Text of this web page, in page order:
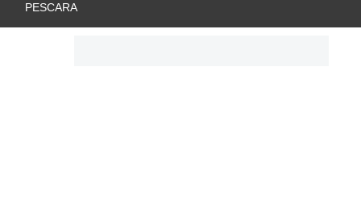
PESCARA